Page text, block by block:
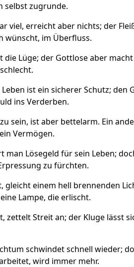
selbst zugrunde.
viel, erreicht aber nichts; der
wünscht, im Überfluss.
die Lüge; der Gottlose aber
ist ein sicherer Schutz; den
ins Verderben.
sein, ist aber bettelarm. Ein
Vermögen.
man Lösegeld für sein Leben;
zu fürchten.
gleicht einem hell brennenden
Lampe, die erlischt.
zettelt Streit an; der Kluge lässt
schwindet schnell wieder;
wird immer mehr.